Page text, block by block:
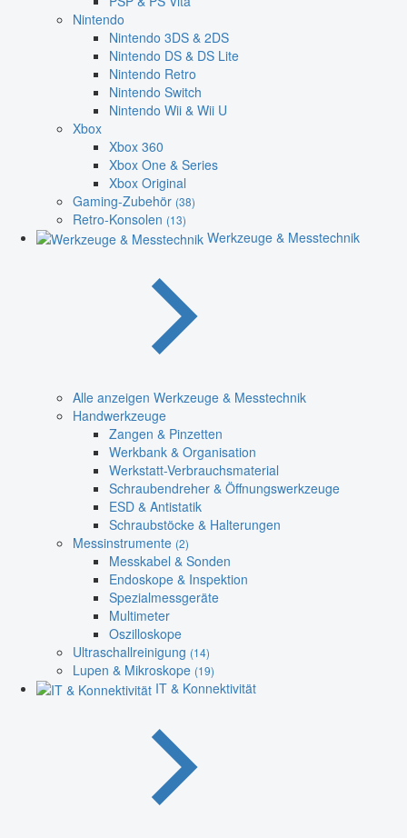
Nintendo
Nintendo 3DS & 2DS
Nintendo DS & DS Lite
Nintendo Retro
Nintendo Switch
Nintendo Wii & Wii U
Xbox
Xbox 360
Xbox One & Series
Xbox Original
Gaming-Zubehör (38)
Retro-Konsolen (13)
Werkzeuge & Messtechnik
Alle anzeigen Werkzeuge & Messtechnik
Handwerkzeuge
Zangen & Pinzetten
Werkbank & Organisation
Werkstatt-Verbrauchsmaterial
Schraubendreher & Öffnungswerkzeuge
ESD & Antistatik
Schraubstöcke & Halterungen
Messinstrumente (2)
Messkabel & Sonden
Endoskope & Inspektion
Spezialmessgeräte
Multimeter
Oszilloskope
Ultraschallreinigung (14)
Lupen & Mikroskope (19)
IT & Konnektivität